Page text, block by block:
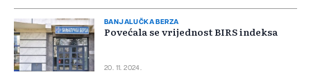
BANJALUČKA BERZA
Povećala se vrijednost BIRS indeksa
20. 11. 2024.